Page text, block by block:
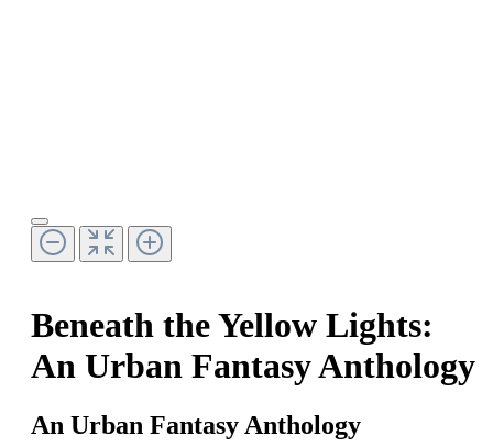
Beneath the Yellow Lights:
An Urban Fantasy Anthology
An Urban Fantasy Anthology